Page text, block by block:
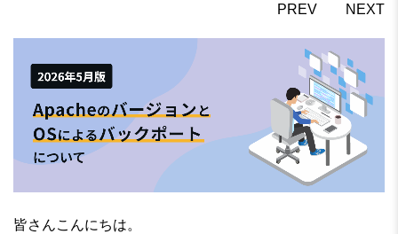
PREV NEXT
皆さんこんにちは。